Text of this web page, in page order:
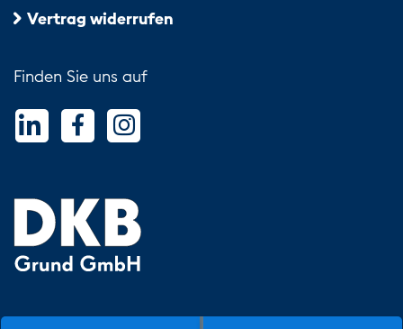
Vertrag widerrufen
Finden Sie uns auf